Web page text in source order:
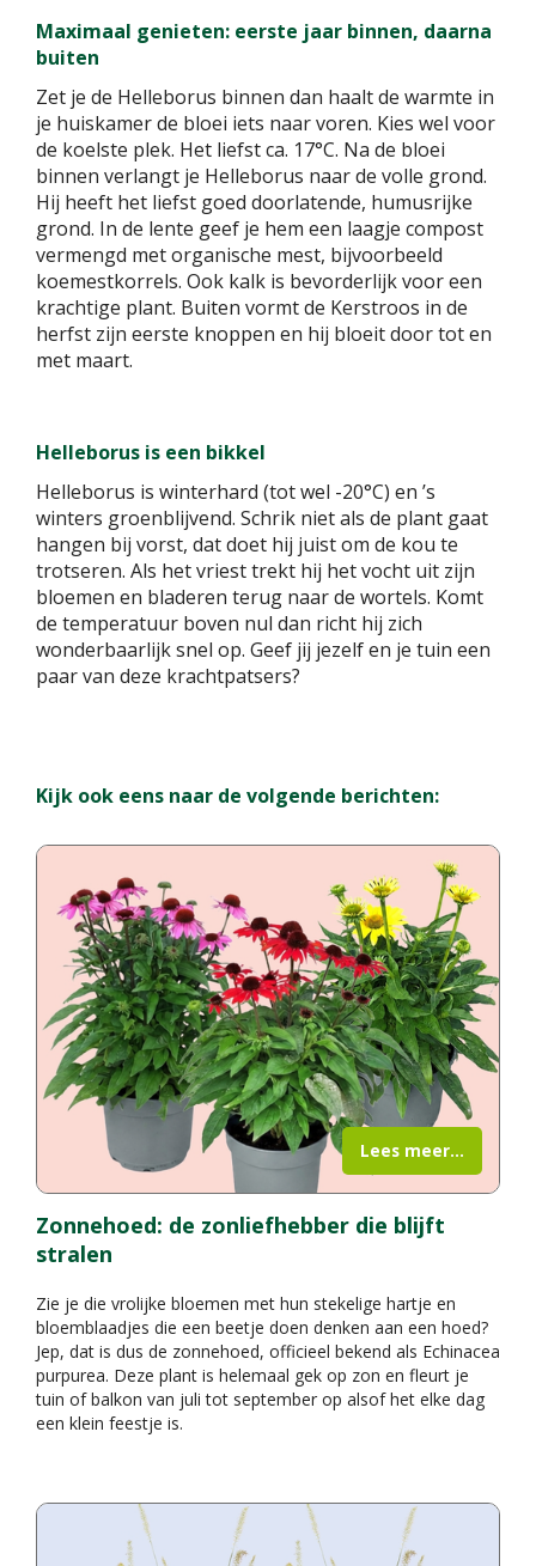
Maximaal genieten: eerste jaar binnen, daarna
buiten
Zet je de Helleborus binnen dan haalt de warmte in
je huiskamer de bloei iets naar voren. Kies wel voor
de koelste plek. Het liefst ca. 17°C. Na de bloei
binnen verlangt je Helleborus naar de volle grond.
Hij heeft het liefst goed doorlatende, humusrijke
grond. In de lente geef je hem een laagje compost
vermengd met organische mest, bijvoorbeeld
koemestkorrels. Ook kalk is bevorderlijk voor een
krachtige plant. Buiten vormt de Kerstroos in de
herfst zijn eerste knoppen en hij bloeit door tot en
met maart.
Helleborus is een bikkel
Helleborus is winterhard (tot wel -20°C) en ’s
winters groenblijvend. Schrik niet als de plant gaat
hangen bij vorst, dat doet hij juist om de kou te
trotseren. Als het vriest trekt hij het vocht uit zijn
bloemen en bladeren terug naar de wortels. Komt
de temperatuur boven nul dan richt hij zich
wonderbaarlijk snel op. Geef jij jezelf en je tuin een
paar van deze krachtpatsers?
Kijk ook eens naar de volgende berichten:
Zonnehoed: de zonliefhebber die blijft
stralen
Zie je die vrolijke bloemen met hun stekelige hartje en
bloemblaadjes die een beetje doen denken aan een hoed?
Jep, dat is dus de zonnehoed, officieel bekend als Echinacea
purpurea. Deze plant is helemaal gek op zon en fleurt je
tuin of balkon van juli tot september op alsof het elke dag
een klein feestje is.
Lees meer...